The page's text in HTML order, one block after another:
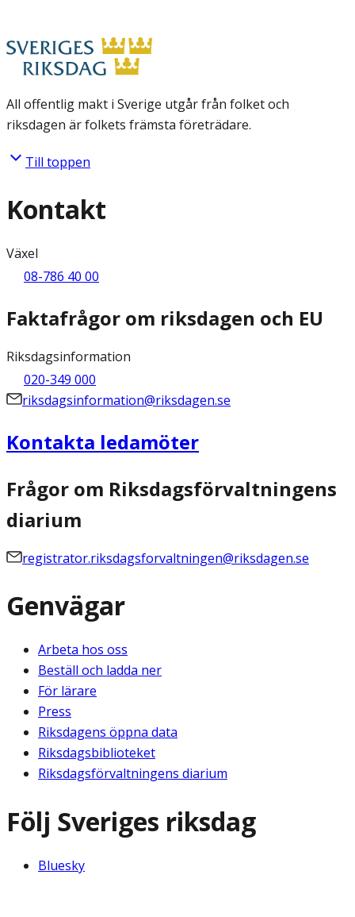
All offentlig makt i Sverige utgår från folket och
riksdagen är folkets främsta företrädare.
Till toppen
Kontakt
Växel
08-786 40 00
Faktafrågor om riksdagen och EU
Riksdagsinformation
020-349 000
riksdagsinformation@riksdagen.se
Kontakta ledamöter
Frågor om Riksdagsförvaltningens
diarium
registrator.riksdagsforvaltningen@riksdagen.se
Genvägar
Arbeta hos oss
Beställ och ladda ner
För lärare
Press
Riksdagens öppna data
Riksdagsbiblioteket
Riksdagsförvaltningens diarium
Följ Sveriges riksdag
Bluesky